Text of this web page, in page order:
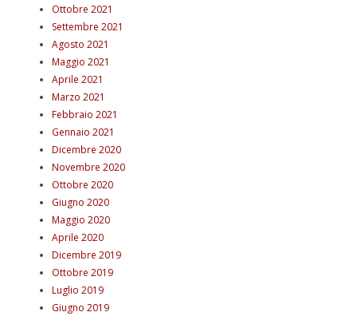
Ottobre 2021
Settembre 2021
Agosto 2021
Maggio 2021
Aprile 2021
Marzo 2021
Febbraio 2021
Gennaio 2021
Dicembre 2020
Novembre 2020
Ottobre 2020
Giugno 2020
Maggio 2020
Aprile 2020
Dicembre 2019
Ottobre 2019
Luglio 2019
Giugno 2019